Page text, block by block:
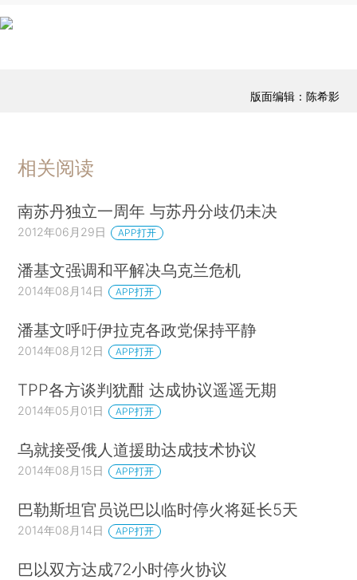
版面编辑：陈希影
相关阅读
南苏丹独立一周年 与苏丹分歧仍未决
2012年06月29日 APP打开
潘基文强调和平解决乌克兰危机
2014年08月14日 APP打开
潘基文呼吁伊拉克各政党保持平静
2014年08月12日 APP打开
TPP各方谈判犹酣 达成协议遥遥无期
2014年05月01日 APP打开
乌就接受俄人道援助达成技术协议
2014年08月15日 APP打开
巴勒斯坦官员说巴以临时停火将延长5天
2014年08月14日 APP打开
巴以双方达成72小时停火协议